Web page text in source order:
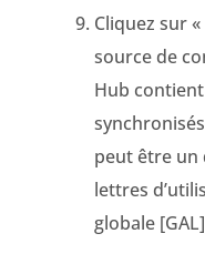
Cliquez sur
source de
Hub
peut être un
lettres
globale